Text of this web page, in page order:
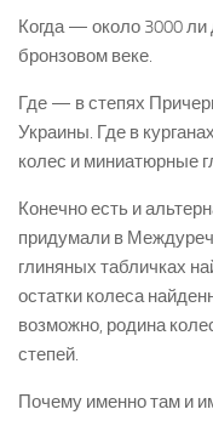
Когда — около 3000
бронзовом веке.
Где — в степях
Украины. Где в
колес и миниатюрные
Конечно есть и
придумали в
глиняных табличках
остатки колеса
возможно, родина
степей.
Почему именно там и